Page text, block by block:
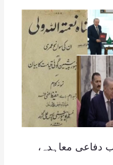
دفاعی معاہدہ،